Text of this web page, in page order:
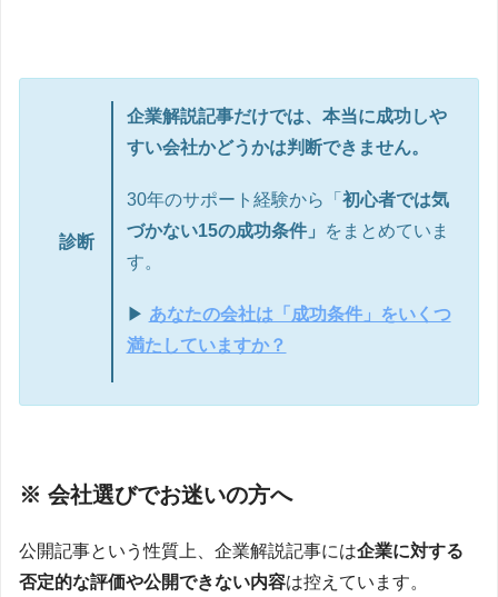
診断
企業解説記事だけでは、本当に成功しや
すい会社かどうかは判断できません。
30年のサポート経験から「 初心者では気
づかない15の成功条件」
をまとめていま
す。
▶ あなたの会社は「成功条件」をいくつ
満たしていますか？
※ 会社選びでお迷いの方へ
公開記事という性質上、企業解説記事には企業に対する
否定的な評価や公開できない内容は控えています。